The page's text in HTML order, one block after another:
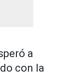
a
con la